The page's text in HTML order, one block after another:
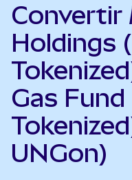
Convertir
Holdings
Gas
UNGon)